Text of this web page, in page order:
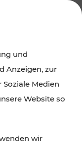
und
Anzeigen, zur
Medien
Website so
wir